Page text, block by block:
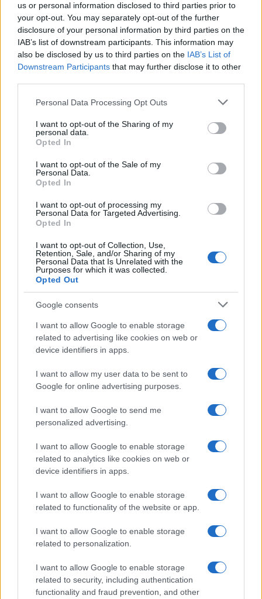
us or personal information disclosed to third parties prior to
your opt-out. You may separately opt-out of the further
disclosure of your personal information by third parties on the
IAB’s list of downstream participants. This information may
also be disclosed by us to third parties on the IAB’s List of
Downstream Participants that may further disclose it to other
Please note that this website/app uses one or more Google
not limited to your visit or usage behaviour. You may click to
grant or deny consent to Google and its third-party tags to
use your data for below specified purposes in below Google
consent section.
Personal Data Processing Opt Outs
I want to opt-out of the Sharing of my
personal data.
Opted In
I want to opt-out of the Sale of my
Personal Data.
Opted In
I want to opt-out of processing my
Personal Data for Targeted Advertising.
Opted In
I want to opt-out of Collection, Use,
Retention, Sale, and/or Sharing of my
Personal Data that Is Unrelated with the
Purposes for which it was collected.
Opted Out
Google consents
I want to allow Google to enable storage
related to advertising like cookies on web or
device identifiers in apps.
I want to allow my user data to be sent to
Google for online advertising purposes.
I want to allow Google to send me
personalized advertising.
I want to allow Google to enable storage
related to analytics like cookies on web or
device identifiers in apps.
I want to allow Google to enable storage
related to functionality of the website or app.
I want to allow Google to enable storage
related to personalization.
I want to allow Google to enable storage
related to security, including authentication
functionality and fraud prevention, and other
Condividi l'articolo
F
a
ce
b
o
o
k
T
w
it
te
r
Pi
n
te
re
st
W
h
at
s
A
p
S
h
a
re
Articolo precedente
Prossimo articolo
NOTIZIE RECENTI
“Sul filo del discorso”: sold out ad Olbia per il
reading su Atzeni
center di Tegge
Esce di strada con l’auto ad Arzachena: ferito il
Turiste si perdono a Tavolara: salvate dai vigili
del fuoco
Meteo Olbia 6 agosto, migliora il tempo in
Incidente Olbia, poliziotto in vacanza salva 6
persone: due bimbi tra i feriti
alle 5